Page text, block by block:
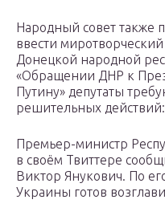
Народный совет также
ввести
Донецкой народной
«Обращении ДНР к
Путину» депутаты
решительных действий:
Премьер-министр
в своём Твиттере
Виктор Янукович. По
Украины готов